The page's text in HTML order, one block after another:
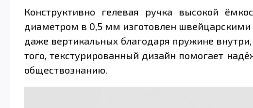
Конструктивно гелевая ручка высокой
диаметром в 0,5 мм изготовлен
даже вертикальных благодаря пружине
того, текстурированный дизайн помогает
обществознанию.